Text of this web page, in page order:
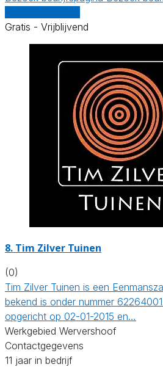
Gratis - Vrijblijvend
8. Tim Zilver Tuinen
(0)
Tim Zilver Tuinen is een
bekend is onder nummer
opgericht op 02-01-2015 en…
Werkgebied Wervershoof
Contactgegevens
11 jaar in bedrijf